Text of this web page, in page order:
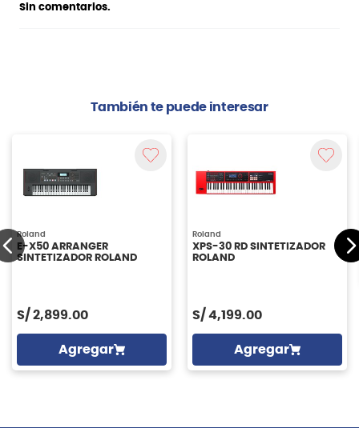
Sin comentarios.
También te puede interesar
Roland
E-X50 ARRANGER
SINTETIZADOR ROLAND
S/ 2,899.00
Agregar
Roland
XPS-30 RD SINTETIZADOR
ROLAND
S/ 4,199.00
Agregar